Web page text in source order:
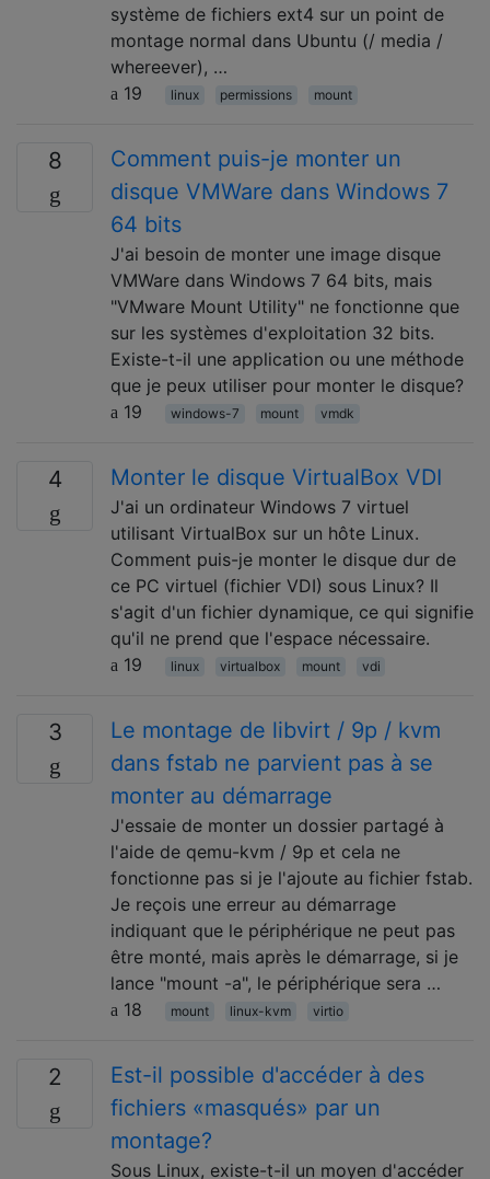
système de fichiers ext4 sur un point de
montage normal dans Ubuntu (/ media /
whereever), …
19
linux permissions mount
8
Comment puis-je monter un
disque VMWare dans Windows 7
64 bits
J'ai besoin de monter une image disque
VMWare dans Windows 7 64 bits, mais
"VMware Mount Utility" ne fonctionne que
sur les systèmes d'exploitation 32 bits.
Existe-t-il une application ou une méthode
que je peux utiliser pour monter le disque?
19
windows-7 mount vmdk
4 Monter le disque VirtualBox VDI
J'ai un ordinateur Windows 7 virtuel
utilisant VirtualBox sur un hôte Linux.
Comment puis-je monter le disque dur de
ce PC virtuel (fichier VDI) sous Linux? Il
s'agit d'un fichier dynamique, ce qui signifie
qu'il ne prend que l'espace nécessaire.
19
linux virtualbox mount vdi
3
Le montage de libvirt / 9p / kvm
dans fstab ne parvient pas à se
monter au démarrage
J'essaie de monter un dossier partagé à
l'aide de qemu-kvm / 9p et cela ne
fonctionne pas si je l'ajoute au fichier fstab.
Je reçois une erreur au démarrage
indiquant que le périphérique ne peut pas
être monté, mais après le démarrage, si je
lance "mount -a", le périphérique sera …
18
mount linux-kvm virtio
2
Est-il possible d'accéder à des
fichiers «masqués» par un
montage?
Sous Linux, existe-t-il un moyen d'accéder